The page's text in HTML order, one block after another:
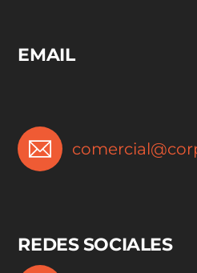
EMAIL
REDES SOCIALES